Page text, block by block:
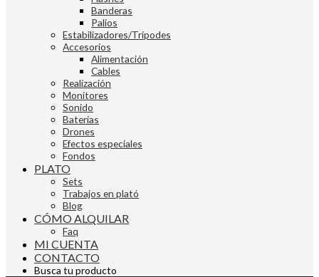
Banderas
Palios
Estabilizadores/Trípodes
Accesorios
Alimentación
Cables
Realización
Monitores
Sonido
Baterías
Drones
Efectos especiales
Fondos
PLATO
Sets
Trabajos en plató
Blog
CÓMO ALQUILAR
Faq
MI CUENTA
CONTACTO
Busca tu producto